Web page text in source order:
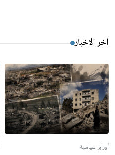
اخر الاخبار
أوراق سياسية